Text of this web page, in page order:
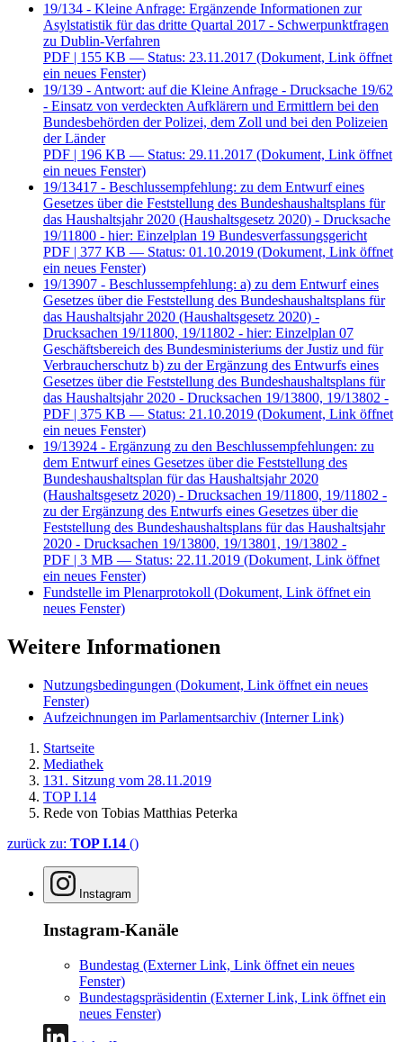
19/134 - Kleine Anfrage: Ergänzende Informationen zur
Asylstatistik für das dritte Quartal 2017 - Schwerpunktfragen
zu Dublin-Verfahren
PDF | 155 KB — Status: 23.11.2017 (Dokument, Link öffnet
ein neues Fenster)
19/139 - Antwort: auf die Kleine Anfrage - Drucksache 19/62
- Einsatz von verdeckten Aufklärern und Ermittlern bei den
Bundesbehörden der Polizei, dem Zoll und bei den Polizeien
der Länder
PDF | 196 KB — Status: 29.11.2017 (Dokument, Link öffnet
ein neues Fenster)
19/13417 - Beschlussempfehlung: zu dem Entwurf eines
Gesetzes über die Feststellung des Bundeshaushaltsplans für
das Haushaltsjahr 2020 (Haushaltsgesetz 2020) - Drucksache
19/11800 - hier: Einzelplan 19 Bundesverfassungsgericht
PDF | 377 KB — Status: 01.10.2019 (Dokument, Link öffnet
ein neues Fenster)
19/13907 - Beschlussempfehlung: a) zu dem Entwurf eines
Gesetzes über die Feststellung des Bundeshaushaltsplans für
das Haushaltsjahr 2020 (Haushaltsgesetz 2020) -
Drucksachen 19/11800, 19/11802 - hier: Einzelplan 07
Geschäftsbereich des Bundesministeriums der Justiz und für
Verbraucherschutz b) zu der Ergänzung des Entwurfs eines
Gesetzes über die Feststellung des Bundeshaushaltsplans für
das Haushaltsjahr 2020 - Drucksachen 19/13800, 19/13802 -
PDF | 375 KB — Status: 21.10.2019 (Dokument, Link öffnet
ein neues Fenster)
19/13924 - Ergänzung zu den Beschlussempfehlungen: zu
dem Entwurf eines Gesetzes über die Feststellung des
Bundeshaushaltsplan für das Haushaltsjahr 2020
(Haushaltsgesetz 2020) - Drucksachen 19/11800, 19/11802 -
zu der Ergänzung des Entwurfs eines Gesetzes über die
Feststellung des Bundeshaushaltsplans für das Haushaltsjahr
2020 - Drucksachen 19/13800, 19/13801, 19/13802 -
PDF | 3 MB — Status: 22.11.2019 (Dokument, Link öffnet
ein neues Fenster)
Fundstelle im Plenarprotokoll (Dokument, Link öffnet ein
neues Fenster)
Weitere Informationen
Nutzungsbedingungen (Dokument, Link öffnet ein neues
Fenster)
Aufzeichnungen im Parlamentsarchiv (Interner Link)
Startseite
Mediathek
131. Sitzung vom 28.11.2019
TOP I.14
Rede von Tobias Matthias Peterka
zurück zu: TOP I.14 ()
Instagram
Instagram-Kanäle
Bundestag (Externer Link, Link öffnet ein neues
Fenster)
Bundestagspräsidentin (Externer Link, Link öffnet ein
neues Fenster)